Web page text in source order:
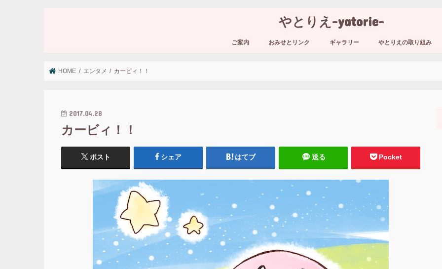
やとりえ-yatorie-
ご案内 おみせとリンク ギャラリー やとりえの取り組み
HOME エンタメ カービィ！！
2017.04.28
カービィ！！
ポスト シェア はてブ 送る Pocket